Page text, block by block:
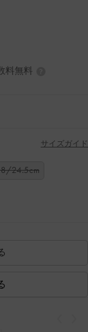
料無料
サイズガイド
24.5cm